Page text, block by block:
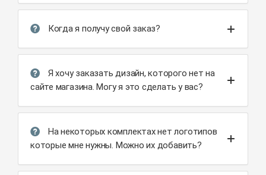
Когда я получу свой заказ?
Я хочу заказать дизайн, которого нет на
сайте магазина. Могу я это сделать у вас?
На некоторых комплектах нет логотипов
которые мне нужны. Можно их добавить?